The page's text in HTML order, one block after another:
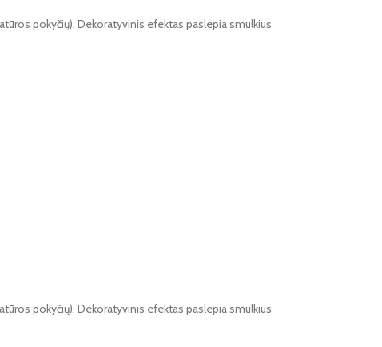
pokyčių). Dekoratyvinis efektas paslepia smulkius
pokyčių). Dekoratyvinis efektas paslepia smulkius